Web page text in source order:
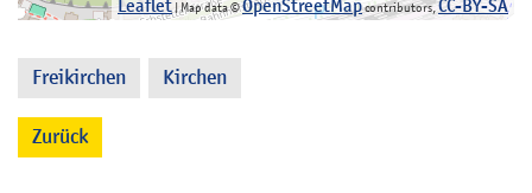
Leaflet | Map data ©OpenStreetMapcontributors,CC-BY-SA
Freikirchen Kirchen
Zurück